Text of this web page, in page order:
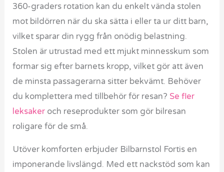
360-graders rotation kan du enkelt vända stolen
mot bildörren när du ska sätta i eller ta ur ditt barn,
vilket sparar din rygg från onödig belastning.
Stolen är utrustad med ett mjukt minnesskum som
formar sig efter barnets kropp, vilket gör att även
de minsta passagerarna sitter bekvämt. Behöver
du komplettera med tillbehör för resan? Se fler
leksaker och reseprodukter som gör bilresan
roligare för de små.
Utöver komforten erbjuder Bilbarnstol Fortis en
imponerande livslängd. Med ett nackstöd som kan